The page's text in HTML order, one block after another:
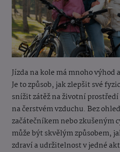
Jízda na kole má mnoho výhod
Je to způsob, jak zlepšit své
snížit zátěž na životní prostředí
na čerstvém vzduchu. Bez
začátečníkem nebo zkušeným
může být skvělým způsobem,
zdraví a udržitelnost v jedné